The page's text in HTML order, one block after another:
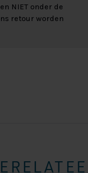
NIET onder de
retour worden